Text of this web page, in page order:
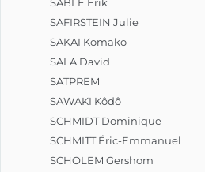
SAFIRSTEIN Julie
SAKAI Komako
SALA David
SATPREM
SAWAKI Kôdô
SCHMIDT Dominique
SCHMITT Éric-Emmanuel
SCHOLEM Gershom